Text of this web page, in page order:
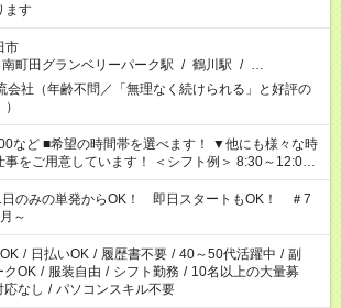
ます
市
南町田グランベリーパーク駅 / 鶴川駅 / …
会社（年齢不問／「無理なく続けられる」と好評の
■希望の時間帯を選べます！ ▼他にも様々な時
事をご用意しています！ ＜シフト例＞ 8:30～12:00
13:00～22:00 22:00～翌6:00 など
のみの単発からOK！ 即日スタートもOK！ ＃7
～
/ 日払いOK / 履歴書不要 / 40～50代活躍中 / 副
クOK / 服装自由 / シフト勤務 / 10名以上の大量募
応なし / パソコンスキル不要